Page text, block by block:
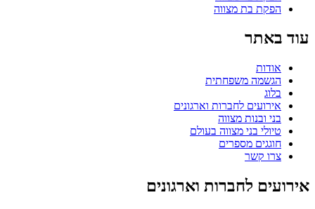
הפקת בת מצווה
עוד באתר
אודות
הגשמה משפחתית
בלוג
אירועים לחברות וארגונים
בני ובנות מצווה
טיולי בני מצווה בעולם
חוגגים מספרים
צרו קשר
אירועים לחברות וארגונים